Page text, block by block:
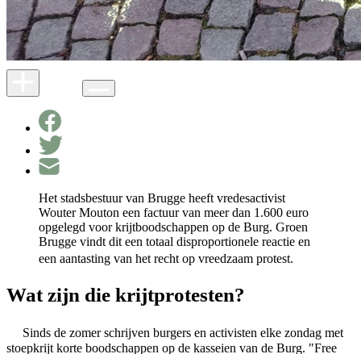
Het stadsbestuur van Brugge heeft vredesactivist
Wouter Mouton een factuur van meer dan 1.600 euro
opgelegd voor krijtboodschappen op de Burg. Groen
Brugge vindt dit een totaal disproportionele reactie en
een aantasting van het recht op vreedzaam protest.
Wat zijn die krijtprotesten?
Sinds de zomer schrijven burgers en activisten elke zondag met
stoepkrijt korte boodschappen op de kasseien van de Burg. "Free